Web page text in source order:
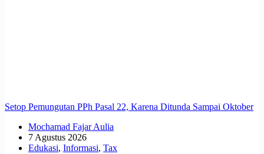
Setop Pemungutan PPh Pasal 22, Karena Ditunda Sampai Oktober
Mochamad Fajar Aulia
7 Agustus 2026
Edukasi, Informasi, Tax